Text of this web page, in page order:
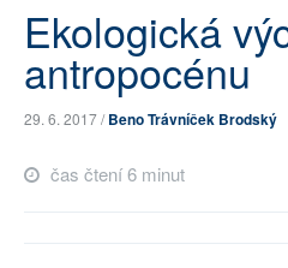
ARCHIV
ROZHOVORY
Ekologická
antropocénu
29. 6. 2017 /Beno Trávníček Brodský
čas čtení 6 minut